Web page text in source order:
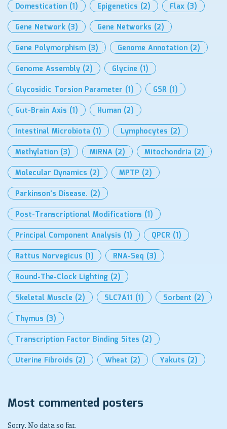
Domestication (1) Epigenetics (2) Flax (3)
Gene Network (3) Gene Networks (2)
Gene Polymorphism (3) Genome Annotation (2)
Genome Assembly (2) Glycine (1)
Glycosidic Torsion Parameter (1) GSR (1)
Gut-Brain Axis (1) Human (2)
Intestinal Microbiota (1) Lymphocytes (2)
Methylation (3) MiRNA (2) Mitochondria (2)
Molecular Dynamics (2) MPTP (2)
Parkinson’s Disease. (2)
Post-Transcriptional Modifications (1)
Principal Component Analysis (1) QPCR (1)
Rattus Norvegicus (1) RNA-Seq (3)
Round-The-Clock Lighting (2)
Skeletal Muscle (2) SLC7A11 (1) Sorbent (2)
Thymus (3)
Transcription Factor Binding Sites (2)
Uterine Fibroids (2) Wheat (2) Yakuts (2)
Most commented posters
Sorry. No data so far.